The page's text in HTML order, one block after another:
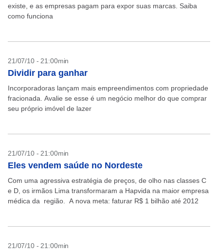
existe, e as empresas pagam para expor suas marcas. Saiba
como funciona
21/07/10 - 21:00min
Dividir para ganhar
Incorporadoras lançam mais empreendimentos com propriedade
fracionada. Avalie se esse é um negócio melhor do que comprar
seu próprio imóvel de lazer
21/07/10 - 21:00min
Eles vendem saúde no Nordeste
Com uma agressiva estratégia de preços, de olho nas classes C
e D, os irmãos Lima transformaram a Hapvida na maior empresa
médica da região. A nova meta: faturar R$ 1 bilhão até 2012
21/07/10 - 21:00min